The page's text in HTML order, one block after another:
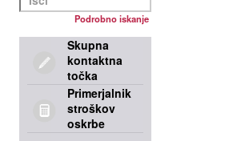
Podrobno iskanje
Skupna
kontaktna
točka
Primerjalnik
stroškov
oskrbe